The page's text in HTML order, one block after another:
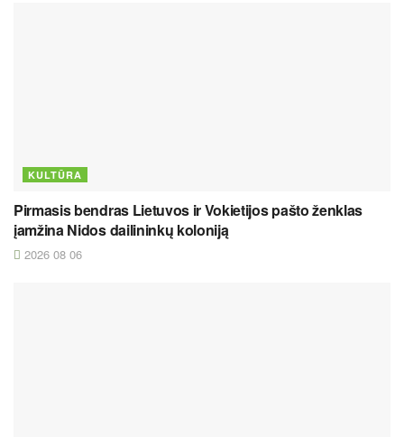
KULTŪRA
Pirmasis bendras Lietuvos ir Vokietijos pašto ženklas
įamžina Nidos dailininkų koloniją
2026 08 06